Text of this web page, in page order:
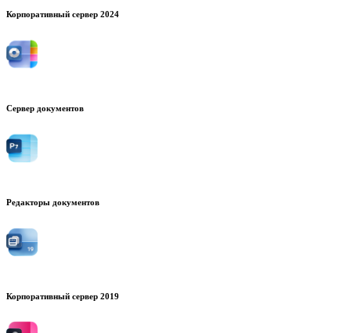
Корпоративный сервер 2024
Сервер документов
Редакторы документов
Корпоративный сервер 2019